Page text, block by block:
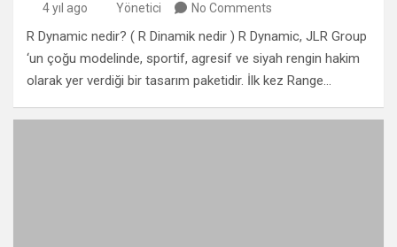
4 yıl ago Yönetici No Comments
R Dynamic nedir? ( R Dinamik nedir ) R Dynamic, JLR Group
‘un çoğu modelinde, sportif, agresif ve siyah rengin hakim
olarak yer verdiği bir tasarım paketidir. İlk kez Range…